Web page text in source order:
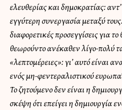
ελευθερίας και δημοκρατίας:
εγγύτερη συνεργασία μεταξύ
διαφορετικές προσεγγίσεις για
θεωρούντο ανέκαθεν λίγο-πολύ
«λεπτομέρειες»: γι’ αυτό είναι
ενός μη-φεντεραλιστικού
Το ζητούμενο δεν είναι η
σκέψη ότι επείγει η δημιουργία